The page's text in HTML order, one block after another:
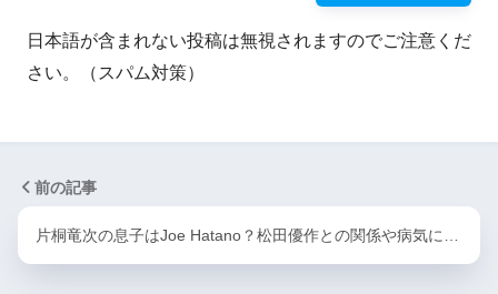
日本語が含まれない投稿は無視されますのでご注意くだ
さい。（スパム対策）
前の記事
片桐竜次の息子はJoe Hatano？松田優作との関係や病気に…